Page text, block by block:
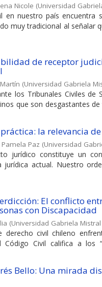
Nicole (Universidad
en nuestro país
muy tradicional al señalar
de receptor
(Universidad Gabriela
los Tribunales Civiles
que son desgastantes
la relevancia
Paz (Universidad
jurídico constituye un
jurídica actual. Nuestro
El conflicto
con Discapacidad
(Universidad Gabriela
derecho civil chileno
Código Civil califica a los
Bello: Una mirada